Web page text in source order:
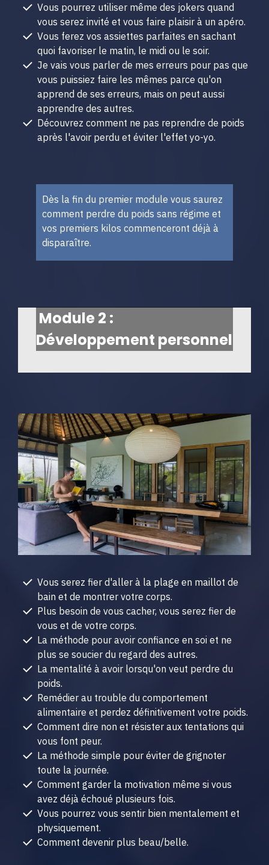
Vous pourrez utiliser même des jokers quand
vous serez invité et vous faire plaisir à un apéro.
Vous ferez vos assiettes parfaites en sachant
quoi favoriser le matin, le midi ou le soir.
Je vais vous parler de mes erreurs pour pas que
vous puissiez faire les mêmes parce qu'on
apprend de ses erreurs, mais on peut aussi
apprendre des autres.
Découvrez comment ne pas reprendre de poids
après l'avoir perdu et éviter l'effet yo-yo.
Dès la fin du premier module vous saurez
comment perdre du poids sans régime et
vos premiers kilos commenceront déjà à
disparaître.
Module 2 :
Développement personnel
Vous serez fier d'aller à la plage en maillot de
bain et de montrer votre corps.
Plus besoin de vous cacher, vous serez fier de
vous et de votre corps.
La méthode pour avoir confiance en soi et ne
plus se soucier du regard des autres.
La mentalité à avoir lorsqu'on veut perdre du
poids.
Remédier au trouble du comportement
alimentaire et perdez définitivement votre poids.
Comment dire non et résister aux tentations qui
vous font peur.
La méthode simple pour éviter de grignoter
toute la journée.
Comment garder la motivation même si vous
avez déjà échoué plusieurs fois.
Vous pourrez vous sentir bien mentalement et
physiquement.
Comment devenir plus beau/belle.